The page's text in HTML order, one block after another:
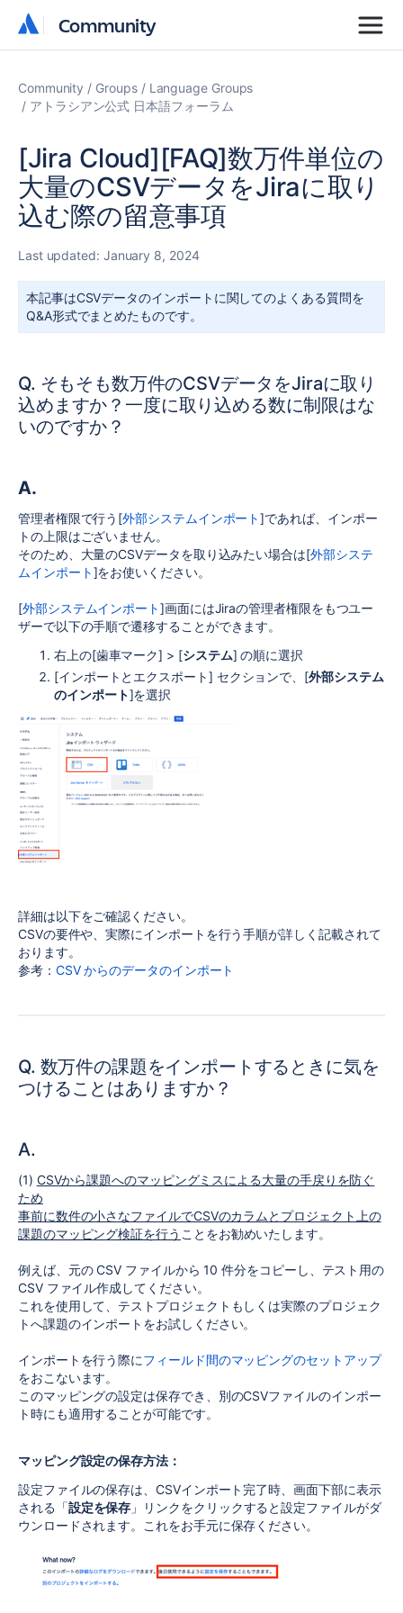
Community
Community
Community Groups
Language Groups
アトラシアン公式 日本語フォーラム
[Jira Cloud][FAQ]数万件単位の
大量のCSVデータをJiraに取り
込む際の留意事項
Last updated: January 8, 2024
本記事はCSVデータのインポートに関してのよくある質問を
Q&A形式でまとめたものです。
Q. そもそも数万件のCSVデータをJiraに取り
込めますか？一度に取り込める数に制限はな
いのですか？
A.
管理者権限で行う[外部システムインポート]であれば、インポー
トの上限はございません。
そのため、大量のCSVデータを取り込みたい場合は[外部システ
ムインポート]をお使いください。
[外部システムインポート]画面にはJiraの管理者権限をもつユー
ザーで以下の手順で遷移することができます。
右上の[歯車マーク] > [システム] の順に選択
[インポートとエクスポート] セクションで、[外部システム
のインポート]を選択
詳細は以下をご確認ください。
CSVの要件や、実際にインポートを行う手順が詳しく記載されて
おります。
参考： CSV からのデータのインポート
Q. 数万件の課題をインポートするときに気を
つけることはありますか？
A.
(1) CSVから課題へのマッピングミスによる大量の手戻りを防ぐ
ため
事前に数件の小さなファイルでCSVのカラムとプロジェクト上の
課題のマッピング検証を行う ことをお勧めいたします。
例えば、元の CSV ファイルから 10 件分をコピーし、テスト用の
CSV ファイル作成してください。
これを使用して、テストプロジェクトもしくは実際のプロジェク
トへ課題のインポートをお試しください。
インポートを行う際にフィールド間のマッピングのセットアップ
をおこないます。
このマッピングの設定は保存でき、別のCSVファイルのインポー
ト時にも適用することが可能です。
マッピング設定の保存方法：
設定ファイルの保存は、CSVインポート完了時、画面下部に表示
される「設定を保存 」リンクをクリックすると設定ファイルがダ
ウンロードされます。これをお手元に保存ください。